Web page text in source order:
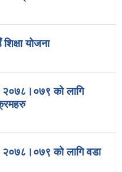
योजना
२०७८।०७९ को लागि
२०७८।०७९ को लागि वडा